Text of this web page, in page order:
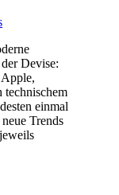
Devise:
technischem
einmal
Trends